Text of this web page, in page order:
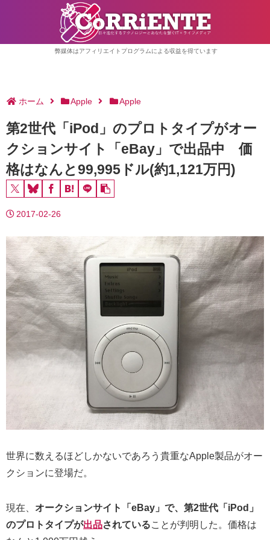
弊媒体はアフィリエイトプログラムによる収益を得ています
ホーム Apple Apple
第2世代「iPod」のプロトタイプがオー
クションサイト「eBay」で出品中 価
格はなんと99,995ドル(約1,121万円)
2017-02-26
世界に数えるほどしかないであろう貴重なApple製品がオー
クションに登場だ。
現在、 オークションサイト「eBay」で、第2世代「iPod」
のプロトタイプが出品されていることが判明した。価格は